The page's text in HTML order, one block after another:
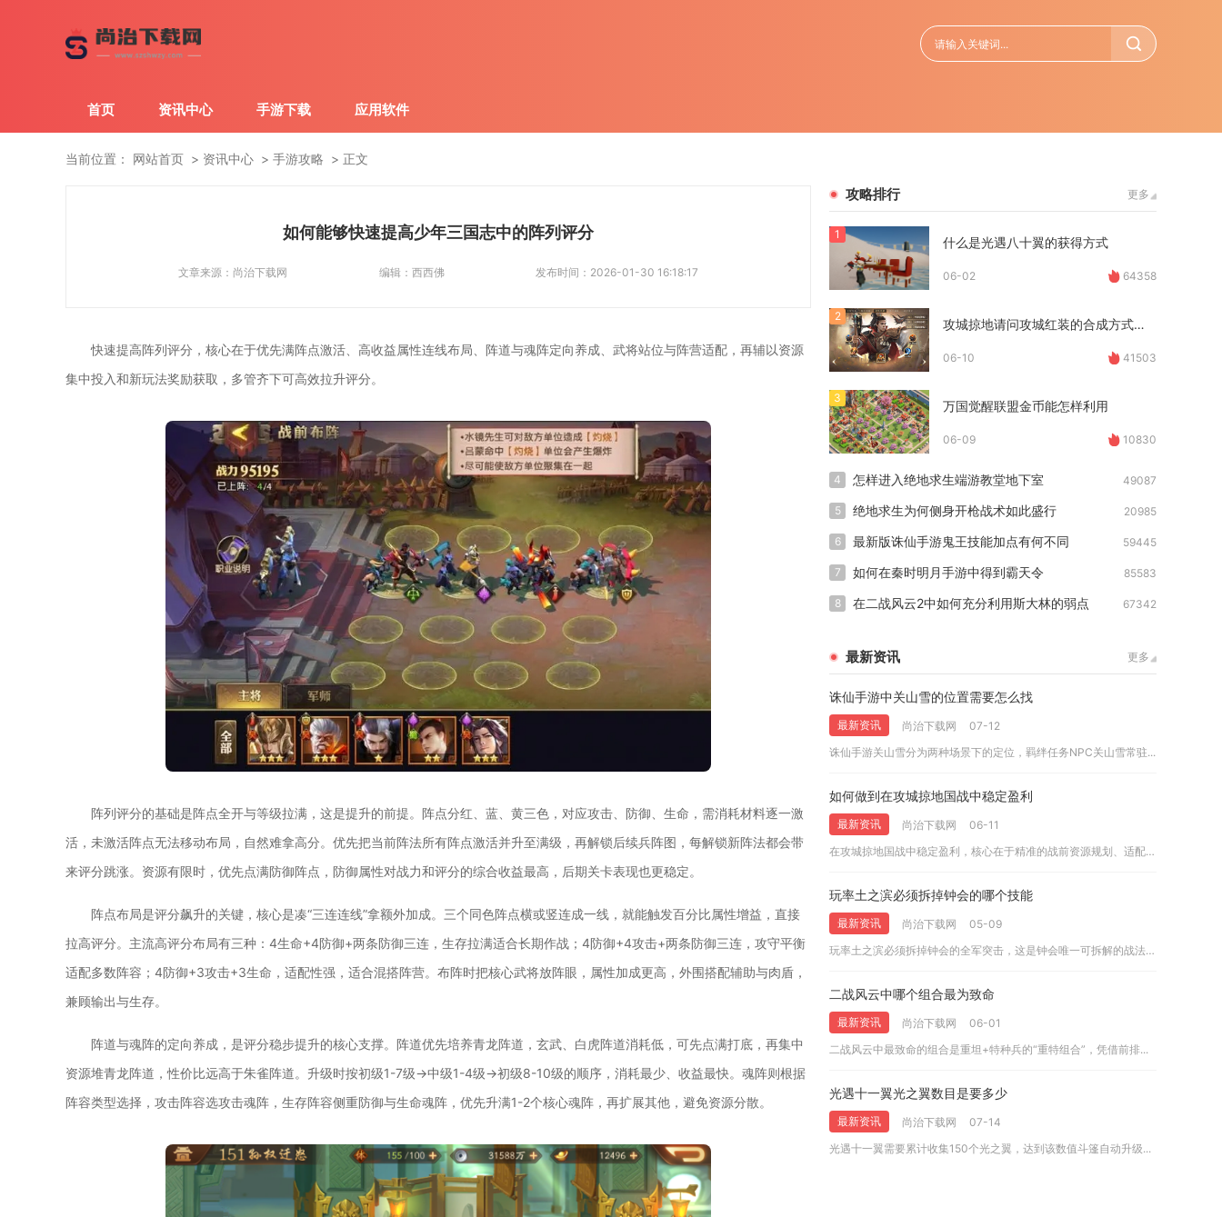
首页 资讯中心 手游下载 应用软件
当前位置： 网站首页 资讯中心 手游攻略 正文
如何能够快速提高少年三国志中的阵列评分
文章来源： 尚治下载网 编辑： 西西佛 发布时间： 2026-01-30 16:18:17
快速提高阵列评分，核心在于优先满阵点激活、高收益属性连线布局、阵道与魂阵定向养成、武将站位与阵营适配，再辅以资源
集中投入和新玩法奖励获取，多管齐下可高效拉升评分。
阵列评分的基础是阵点全开与等级拉满，这是提升的前提。阵点分红、蓝、黄三色，对应攻击、防御、生命，需消耗材料逐一激
活，未激活阵点无法移动布局，自然难拿高分。优先把当前阵法所有阵点激活并升至满级，再解锁后续兵阵图，每解锁新阵法都会带
来评分跳涨。资源有限时，优先点满防御阵点，防御属性对战力和评分的综合收益最高，后期关卡表现也更稳定。
阵点布局是评分飙升的关键，核心是凑“三连连线”拿额外加成。三个同色阵点横或竖连成一线，就能触发百分比属性增益，直接
拉高评分。主流高评分布局有三种：4生命+4防御+两条防御三连，生存拉满适合长期作战；4防御+4攻击+两条防御三连，攻守平衡
适配多数阵容；4防御+3攻击+3生命，适配性强，适合混搭阵营。布阵时把核心武将放阵眼，属性加成更高，外围搭配辅助与肉盾，
兼顾输出与生存。
阵道与魂阵的定向养成，是评分稳步提升的核心支撑。阵道优先培养青龙阵道，玄武、白虎阵道消耗低，可先点满打底，再集中
资源堆青龙阵道，性价比远高于朱雀阵道。升级时按初级1-7级→中级1-4级→初级8-10级的顺序，消耗最少、收益最快。魂阵则根据
阵容类型选择，攻击阵容选攻击魂阵，生存阵容侧重防御与生命魂阵，优先升满1-2个核心魂阵，再扩展其他，避免资源分散。
攻略排行 更多
1 什么是光遇八十翼的获得方式
06-02 64358
2 攻城掠地请问攻城红装的合成方式是什么
06-10 41503
3 万国觉醒联盟金币能怎样利用
06-09 10830
4 怎样进入绝地求生端游教堂地下室 49087
5 绝地求生为何侧身开枪战术如此盛行 20985
6 最新版诛仙手游鬼王技能加点有何不同 59445
7 如何在秦时明月手游中得到霸天令 85583
8 在二战风云2中如何充分利用斯大林的弱点 67342
最新资讯 更多
诛仙手游中关山雪的位置需要怎么找
最新资讯 尚治下载网
07-12
诛仙手游关山雪分为两种场景下的定位，羁绊任务NPC关山雪常驻...
如何做到在攻城掠地国战中稳定盈利
最新资讯 尚治下载网
06-11
在攻城掠地国战中稳定盈利，核心在于精准的战前资源规划、适配的...
玩率土之滨必须拆掉钟会的哪个技能
最新资讯 尚治下载网
05-09
玩率土之滨必须拆掉钟会的全军突击，这是钟会唯一可拆解的战法，...
二战风云中哪个组合最为致命
最新资讯 尚治下载网
06-01
二战风云中最致命的组合是重坦+特种兵的“重特组合”，凭借前排...
光遇十一翼光之翼数目是要多少
最新资讯 尚治下载网
07-14
光遇十一翼需要累计收集150个光之翼，达到该数值斗篷自动升级...